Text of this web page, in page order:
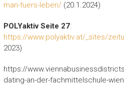
man-fuers-leben/(20.1.2024)
POLYaktiv Seite 27:
https://www.polyaktiv.at/_sites/
2023)
https://
dating-an-der-fachmittelschule-